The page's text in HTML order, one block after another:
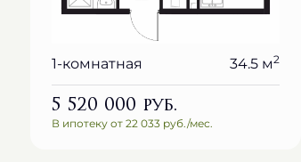
1-комнатная 34.5 м2
5 520 000 руб.
В ипотеку от 22 033 руб./мес.